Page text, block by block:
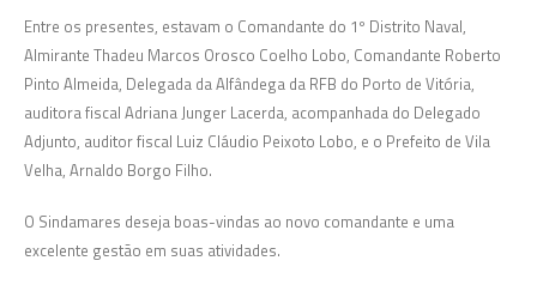
Entre os presentes, estavam o Comandante do 1º Distrito Naval,
Almirante Thadeu Marcos Orosco Coelho Lobo, Comandante Roberto
Pinto Almeida, Delegada da Alfândega da RFB do Porto de Vitória,
auditora fiscal Adriana Junger Lacerda, acompanhada do Delegado
Adjunto, auditor fiscal Luiz Cláudio Peixoto Lobo, e o Prefeito de Vila
Velha, Arnaldo Borgo Filho.
O Sindamares deseja boas-vindas ao novo comandante e uma
excelente gestão em suas atividades.